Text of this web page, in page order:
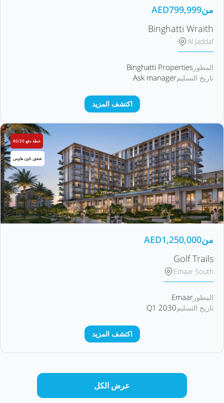
من AED799,999
Binghatti Wraith
Al Jaddaf
المطور Binghatti Properties
تاريخ التسليمAsk manager
اكتشف المزيد
خطة دفع 80/20
شقق, تاون هاوس
من AED1,250,000
Golf Trails
Emaar South
المطور Emaar
تاريخ التسليمQ1 2030
اكتشف المزيد
عرض الكل